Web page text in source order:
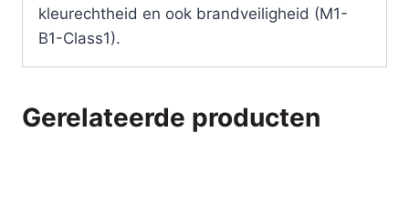
kleurechtheid en ook brandveiligheid (M1-
B1-Class1).
Gerelateerde producten